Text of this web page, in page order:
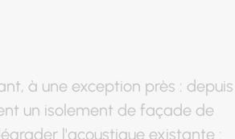
à une exception près : depuis
un isolement de façade de
l'acoustique existante :